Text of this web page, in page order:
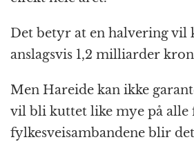
Det betyr at en halvering vil
anslagsvis 1,2 milliarder
Men Hareide kan ikke
vil bli kuttet like mye på alle
fylkesveisambandene blir